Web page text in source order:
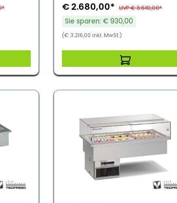
€ 2.680,00* UVP € 3.610,00*
Sie sparen: € 930,00
(€ 3.216,00 inkl. MwSt.)